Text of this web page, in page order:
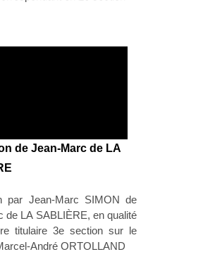
de Jean-Marc de LA
par Jean-Marc SIMON de
de LA SABLIÈRE, en qualité
titulaire 3e section sur le
André ORTOLLAND